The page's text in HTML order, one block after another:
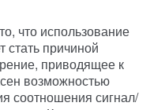
что использование
стать причиной
приводящее к
возможностью
соотношения сигнал/